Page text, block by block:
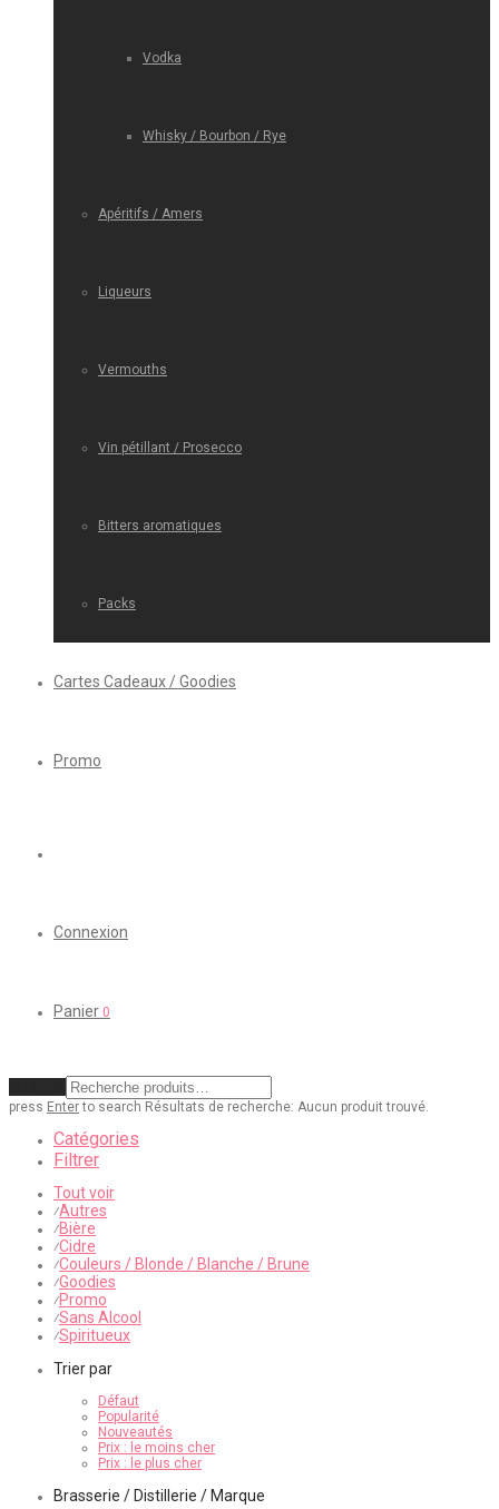
Vodka
Whisky / Bourbon / Rye
Apéritifs / Amers
Liqueurs
Vermouths
Vin pétillant / Prosecco
Bitters aromatiques
Packs
Cartes Cadeaux / Goodies
Promo
Connexion
Panier 0
press Enterto search Résultats de recherche: Aucun produit trouvé.
Catégories
Filtrer
Tout voir
⁄Autres
⁄Bière
⁄Cidre
⁄Couleurs / Blonde / Blanche / Brune
⁄Goodies
⁄Promo
⁄Sans Alcool
⁄Spiritueux
Trier par
Défaut
Popularité
Nouveautés
Prix : le moins cher
Prix : le plus cher
Brasserie / Distillerie / Marque